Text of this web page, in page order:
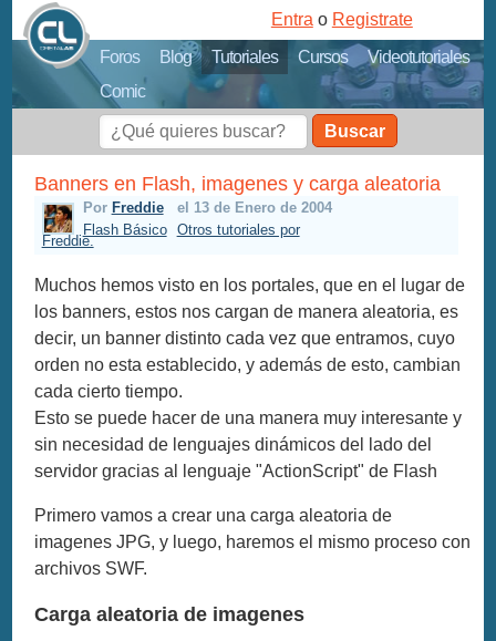
Foros Blog Tutoriales Cursos
Videotutoriales
Comic
Entra o Registrate
Buscar
Banners en Flash, imagenes y carga aleatoria
Por Freddie
el 13 de Enero de 2004
Flash Básico
Otros tutoriales por
Freddie.
Muchos hemos visto en los portales, que en el lugar de
los banners, estos nos cargan de manera aleatoria, es
decir, un banner distinto cada vez que entramos, cuyo
orden no esta establecido, y además de esto, cambian
cada cierto tiempo.
Esto se puede hacer de una manera muy interesante y
sin necesidad de lenguajes dinámicos del lado del
servidor gracias al lenguaje "ActionScript" de Flash
Primero vamos a crear una carga aleatoria de
imagenes JPG, y luego, haremos el mismo proceso con
archivos SWF.
Carga aleatoria de imagenes